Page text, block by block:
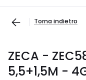
Torna indietro
ZECA -
5,5+1,5M -